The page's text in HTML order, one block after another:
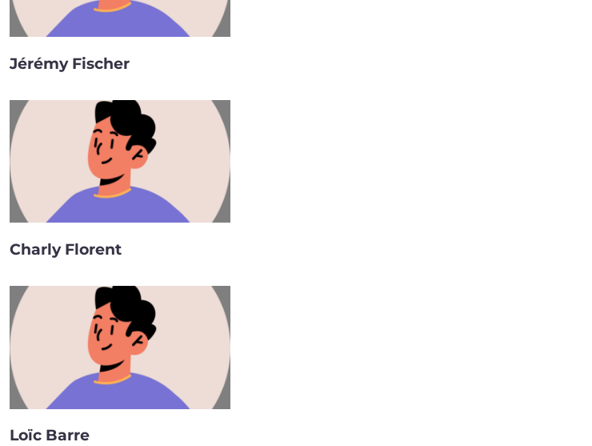
Jérémy Fischer
Charly Florent
Loïc Barre